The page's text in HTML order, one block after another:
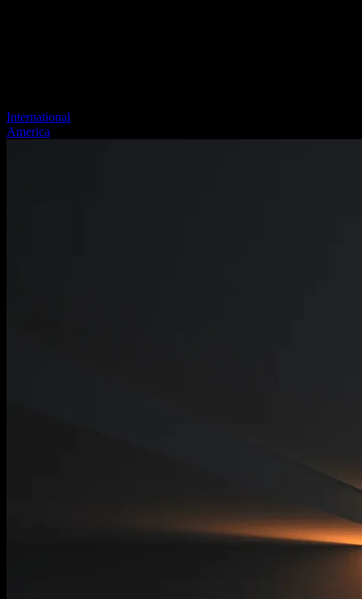
International
America